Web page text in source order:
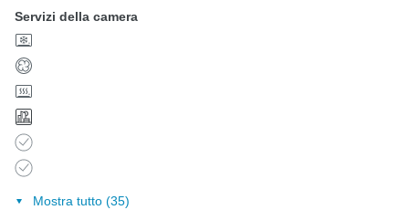
Servizi della camera
Mostra tutto (35)